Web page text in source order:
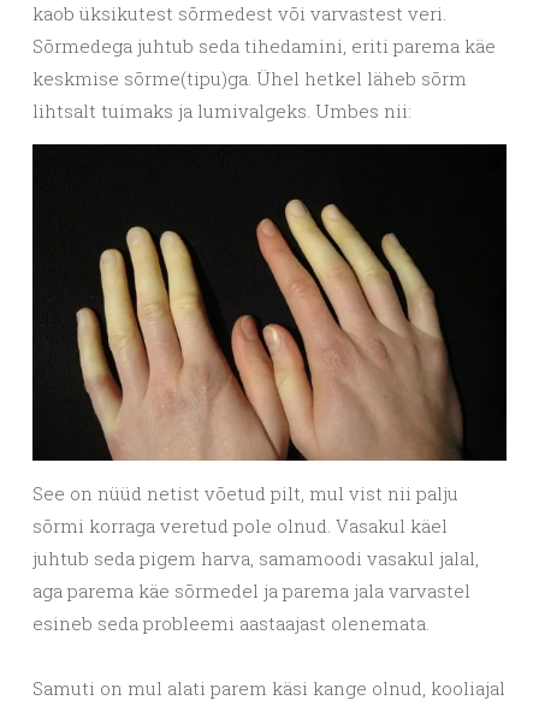
kaob üksikutest sõrmedest või varvastest veri.
Sõrmedega juhtub seda tihedamini, eriti parema käe
keskmise sõrme(tipu)ga. Ühel hetkel läheb sõrm
lihtsalt tuimaks ja lumivalgeks. Umbes nii:
See on nüüd netist võetud pilt, mul vist nii palju
sõrmi korraga veretud pole olnud. Vasakul käel
juhtub seda pigem harva, samamoodi vasakul jalal,
aga parema käe sõrmedel ja parema jala varvastel
esineb seda probleemi aastaajast olenemata.
Samuti on mul alati parem käsi kange olnud, kooliajal